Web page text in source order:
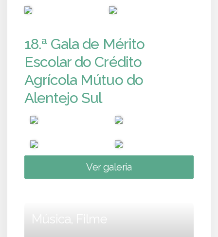
18.ª Gala de Mérito
Escolar do Crédito
Agrícola Mútuo do
Alentejo Sul
Ver galeria
Música, Filme